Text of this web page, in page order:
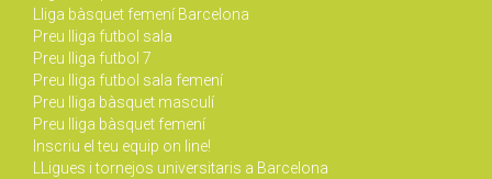
Lliga bàsquet femení Barcelona
Preu lliga futbol sala
Preu lliga futbol 7
Preu lliga futbol sala femení
Preu lliga bàsquet masculí
Preu lliga bàsquet femení
Inscriu el teu equip on line!
LLigues i tornejos universitaris a Barcelona